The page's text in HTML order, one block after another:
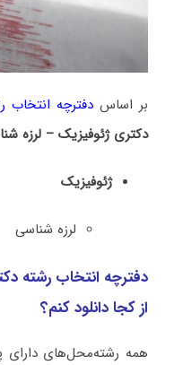
بر اساسدفترچه انتخاب
دکتری ژﺋﻮﻓﻴﺰیک – لرزه
ژﺋﻮﻓﻴﺰیک
لرزه شناسی
دفترچه انتخاب رشته
از کجا دانلود کنم؟
همه رشته‌محل‌های